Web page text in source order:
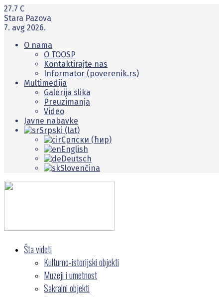
27.7 C
Stara Pazova
7. avg 2026.
O nama
O TOOSP
Kontaktirajte nas
Informator (poverenik.rs)
Multimedija
Galerija slika
Preuzimanja
Video
Javne nabavke
Srpski (lat)
Српски (ћир)
English
Deutsch
Slovenčina
Šta videti
Kulturno-istorijski objekti
Muzeji i umetnost
Sakralni objekti